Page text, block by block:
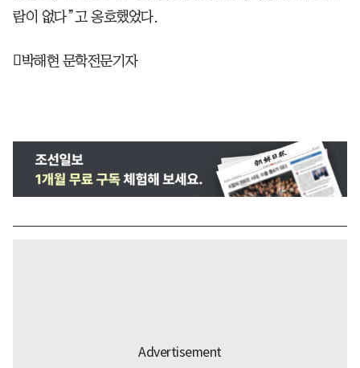
람이 없다”고 옹호했었다.
박해현 문학전문기자